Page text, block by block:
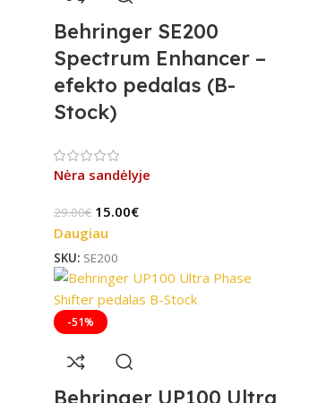
Behringer SE200
Spectrum Enhancer –
efekto pedalas (B-
Stock)
Nėra sandėlyje
29.00€ 15.00€
Daugiau
SKU: SE200
-51%